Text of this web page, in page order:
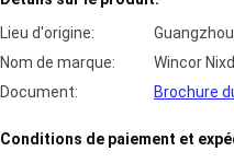
Lieu d'origine:
Guangzhou
Nom de marque:
Wincor
Document:
Brochure
Conditions de paiement et